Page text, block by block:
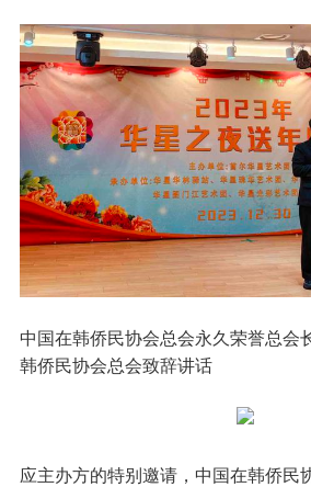
中国在韩侨民协会总会永久荣誉总会
韩侨民协会总会致辞讲话
应主办方的特别邀请，中国在韩侨民